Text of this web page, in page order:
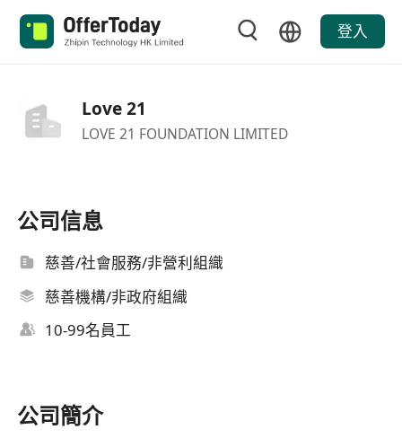
登入
Love 21
LOVE 21 FOUNDATION LIMITED
公司信息
慈善/社會服務/非營利組織
慈善機構/非政府組織
10-99名員工
公司簡介